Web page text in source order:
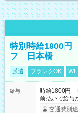
特別時給1800円
フ 日本橋
派遣 ブランクOK
給与
時給1800円
前払いで給与
交通費別